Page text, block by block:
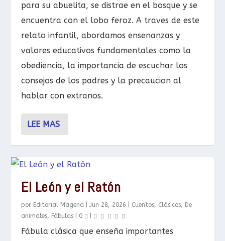
para su abuelita, se distrae en el bosque y se
encuentra con el lobo feroz. A traves de este
relato infantil, abordamos ensenanzas y
valores educativos fundamentales como la
obediencia, la importancia de escuchar los
consejos de los padres y la precaucion al
hablar con extranos.
LEE MAS
El León y el Ratón
por Editorial Magena |Jun 28, 2026 Cuentos, Clásicos, De
animales, Fábulas 0
Fábula clásica que enseña importantes